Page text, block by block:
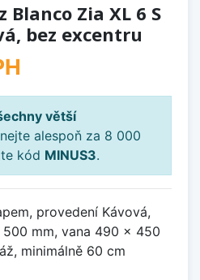
Blanco Zia XL 6 S
bez excentru
větší
alespoň za 8 000
kód MINUS3.
provedení Kávová,
mm, vana 490 x 450
minimálně 60 cm